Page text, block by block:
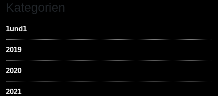
Kategorien
1und1
2019
2020
2021